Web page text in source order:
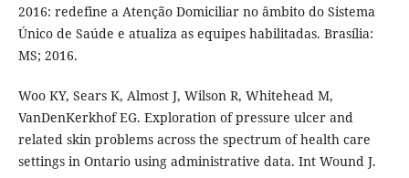
2016: redefine a Atenção Domiciliar no âmbito do Sistema
Único de Saúde e atualiza as equipes habilitadas. Brasília:
MS; 2016.
Woo KY, Sears K, Almost J, Wilson R, Whitehead M,
VanDenKerkhof EG. Exploration of pressure ulcer and
related skin problems across the spectrum of health care
settings in Ontario using administrative data. Int Wound J.